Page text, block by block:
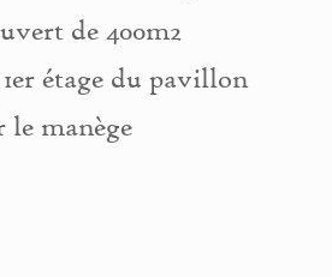
de 400m2
étage du pavillon
le manège